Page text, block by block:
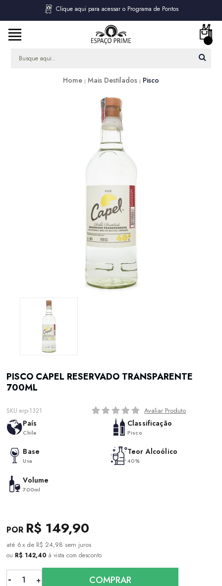
Clique aqui para acessar o Programa de Pontos
Home Mais Destilados Pisco
PISCO CAPEL RESERVADO TRANSPARENTE
700ML
SKU erp-1321 Avaliar Produto
País
Chile
Classificação
Pisco
Base
Uva
Teor Alcoólico
40%
Volume
700ml
R$ 149,90
6x de R$ 24,98 sem juros
ou R$ 142,40à vista com desconto
COMPRAR